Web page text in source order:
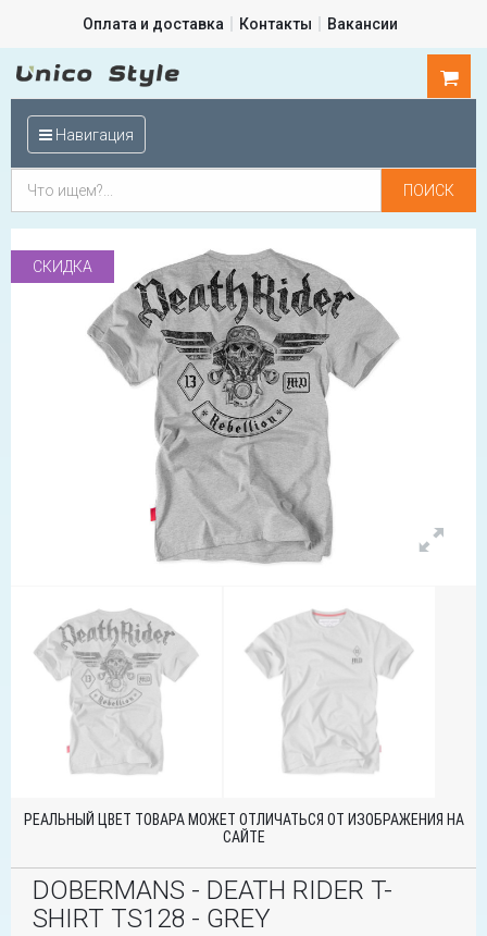
Оплата и доставка Контакты Вакансии
Навигация
СКИДКА
РЕАЛЬНЫЙ ЦВЕТ ТОВАРА МОЖЕТ ОТЛИЧАТЬСЯ ОТ ИЗОБРАЖЕНИЯ НА
САЙТЕ
DOBERMANS - DEATH RIDER T-
SHIRT TS128 - GREY